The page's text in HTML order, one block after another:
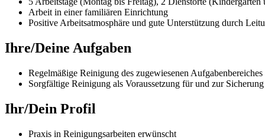
Arbeit in einer familiären Einrichtung
Positive Arbeitsatmosphäre und gute Unterstützung durch
Ihre/Deine Aufgaben
Regelmäßige Reinigung des zugewiesenen Aufgabenbereiches
Sorgfältige Reinigung als Voraussetzung für und zur
Ihr/Dein Profil
Praxis in Reinigungsarbeiten erwünscht